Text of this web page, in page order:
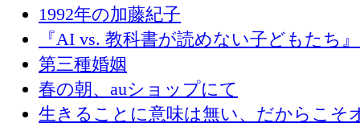
1992年の加藤紀子
『AI vs. 教科書が読めない子どもたち
第三種婚姻
春の朝、auショップにて
生きることに意味は無い、だからこそ